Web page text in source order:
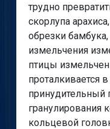
трудно
скорлупа
обрезки
измельчения
птицы
проталкивается
принудительный
гранулирования
кольцевой